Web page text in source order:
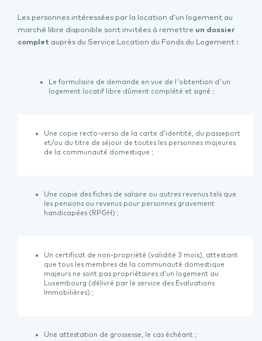
Les personnes intéressées par la location d’un logement au
marché libre disponible sont invitées à remettre un dossier
complet auprès du Service Location du Fonds du Logement :
Le formulaire de demande en vue de l'obtention d'un
logement locatif libre dûment complété et signé ;
Une copie recto-verso de la carte d’identité, du passeport
et/ou du titre de séjour de toutes les personnes majeures
de la communauté domestique ;
Une copie des fiches de salaire ou autres revenus tels que
les pensions ou revenus pour personnes gravement
handicapées (RPGH) ;
Un certificat de non-propriété (validité 3 mois), attestant
que tous les membres de la communauté domestique
majeurs ne sont pas propriétaires d’un logement au
Luxembourg (délivré par le service des Evaluations
Immobilières) ;
Une attestation de grossesse, le cas échéant ;